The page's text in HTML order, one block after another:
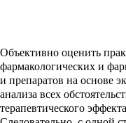
Объективно оценить
фармакологических и
и препаратов на основе
анализа всех
терапевтического